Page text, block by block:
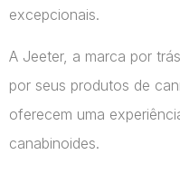
excepcionais.
A Jeeter, a marca por
por seus produtos de
oferecem uma
canabinoides.